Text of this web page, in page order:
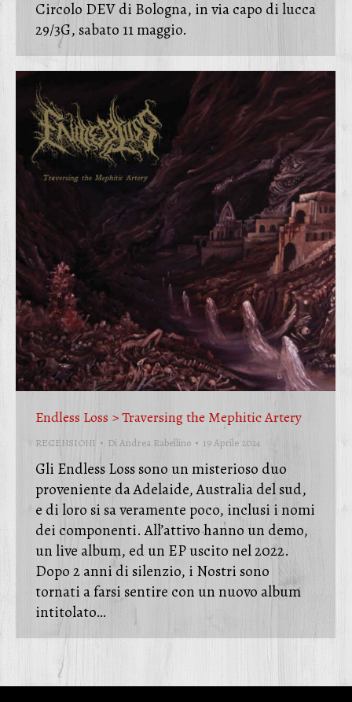
Circolo DEV di Bologna, in via capo di lucca
29/3G, sabato 11 maggio.
Endless Loss > Traversing the Mephitic Artery
RECENSIONI DiAndrea Rabellino 19 Aprile 2024
Gli Endless Loss sono un misterioso duo
proveniente da Adelaide, Australia del sud,
e di loro si sa veramente poco, inclusi i nomi
dei componenti. All’attivo hanno un demo,
un live album, ed un EP uscito nel 2022.
Dopo 2 anni di silenzio, i Nostri sono
tornati a farsi sentire con un nuovo album
intitolato…